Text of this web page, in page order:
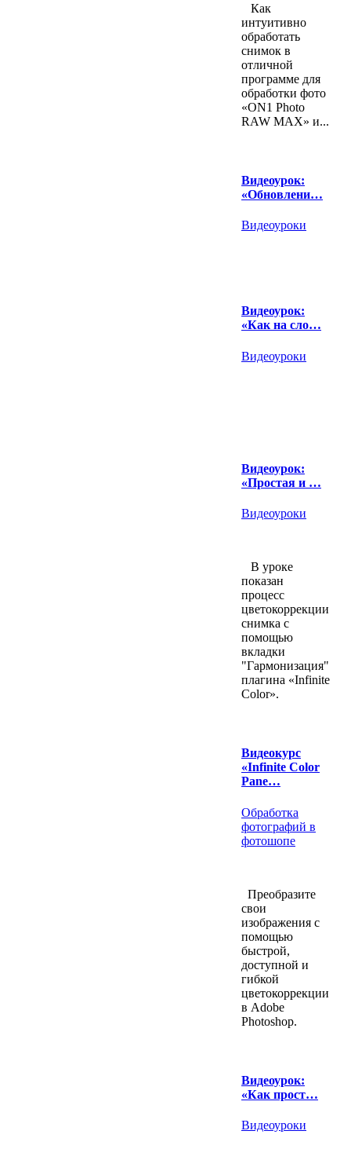
Как
интуитивно
обработать
снимок в
отличной
программе для
обработки фото
«ON1 Photo
RAW MAX» и...
Видеоурок:
«Обновлени…
Видеоуроки
Видеоурок:
«Как на сло…
Видеоуроки
Видеоурок:
«Простая и …
Видеоуроки
В уроке
показан
процесс
цветокоррекции
снимка с
помощью
вкладки
"Гармонизация"
плагина «Infinite
Color».
Видеокурс
«Infinite Color
Pane…
Обработка
фотографий в
фотошопе
Преобразите
свои
изображения с
помощью
быстрой,
доступной и
гибкой
цветокоррекции
в Adobe
Photoshop.
Видеоурок:
«Как прост…
Видеоуроки